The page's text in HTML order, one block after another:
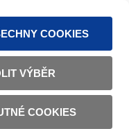
COOKIES
VÝBĚR
COOKIES
ČESKY ENGLISH